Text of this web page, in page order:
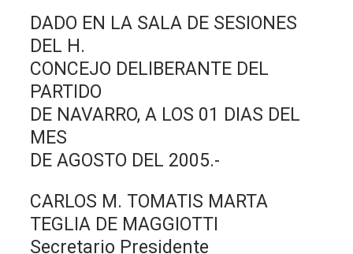
DADO EN LA SALA DE SESIONES
DEL H.
CONCEJO DELIBERANTE DEL
PARTIDO
DE NAVARRO, A LOS 01 DIAS DEL
MES
DE AGOSTO DEL 2005.-
CARLOS M. TOMATIS MARTA
TEGLIA DE MAGGIOTTI
Secretario Presidente